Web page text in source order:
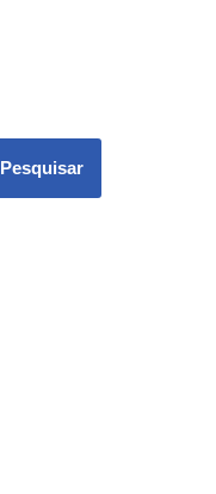
Pesquisar